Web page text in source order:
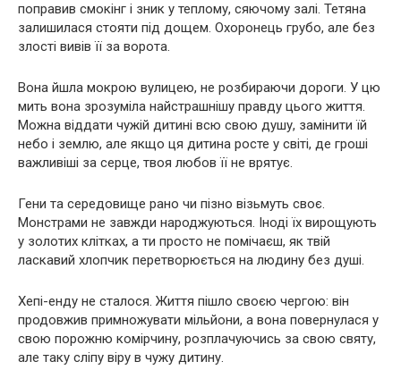
поправив смокінг і зник у теплому, сяючому залі. Тетяна
залишилася стояти під дощем. Охоронець грубо, але без
злості вивів її за ворота.
Вона йшла мокрою вулицею, не розбираючи дороги. У цю
мить вона зрозуміла найстрашнішу правду цього життя.
Можна віддати чужій дитині всю свою душу, замінити їй
небо і землю, але якщо ця дитина росте у світі, де гроші
важливіші за серце, твоя любов її не врятує.
Гени та середовище рано чи пізно візьмуть своє.
Монстрами не завжди народжуються. Іноді їх вирощують
у золотих клітках, а ти просто не помічаєш, як твій
ласкавий хлопчик перетворюється на людину без душі.
Хепі-енду не сталося. Життя пішло своєю чергою: він
продовжив примножувати мільйони, а вона повернулася у
свою порожню комірчину, розплачуючись за свою святу,
але таку сліпу віру в чужу дитину.